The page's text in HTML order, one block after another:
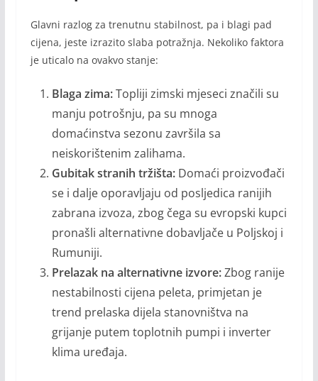
Glavni razlog za trenutnu stabilnost, pa i blagi pad
cijena, jeste izrazito slaba potražnja. Nekoliko faktora
je uticalo na ovakvo stanje:
Blaga zima:Topliji zimski mjeseci značili su
manju potrošnju, pa su mnoga
domaćinstva sezonu završila sa
neiskorištenim zalihama.
Gubitak stranih tržišta:Domaći proizvođači
se i dalje oporavljaju od posljedica ranijih
zabrana izvoza, zbog čega su evropski kupci
pronašli alternativne dobavljače u Poljskoj i
Rumuniji.
Prelazak na alternativne izvore:Zbog ranije
nestabilnosti cijena peleta, primjetan je
trend prelaska dijela stanovništva na
grijanje putem toplotnih pumpi i inverter
klima uređaja.